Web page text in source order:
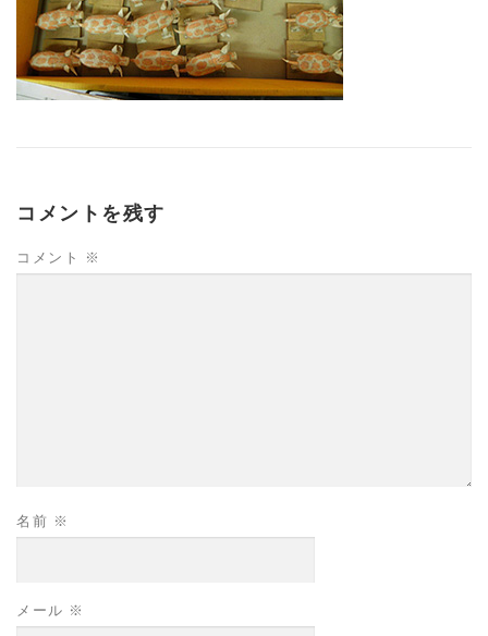
コメントを残す
コメント ※
名前 ※
メール ※